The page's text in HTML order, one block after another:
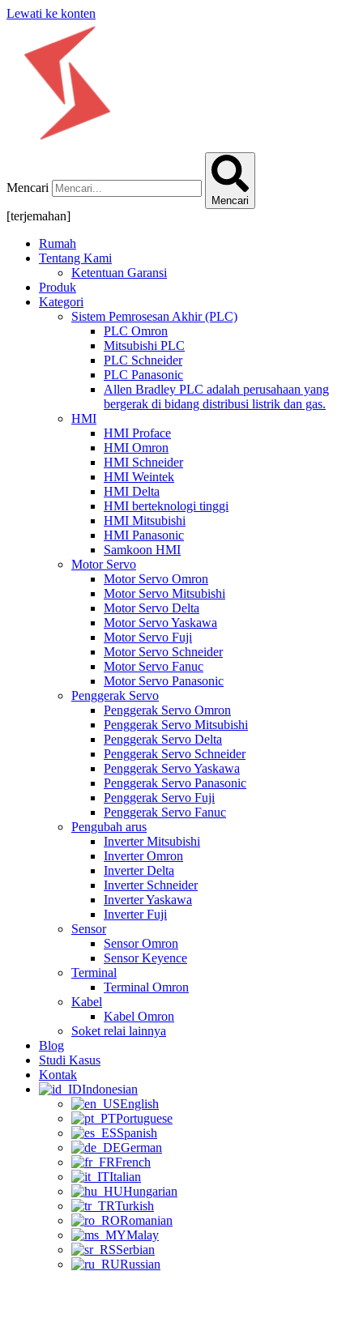
Lewati ke konten
Mencari
Mencari
[terjemahan]
Rumah
Tentang Kami
Ketentuan Garansi
Produk
Kategori
Sistem Pemrosesan Akhir (PLC)
PLC Omron
Mitsubishi PLC
PLC Schneider
PLC Panasonic
Allen Bradley PLC adalah perusahaan yang
bergerak di bidang distribusi listrik dan gas.
HMI
HMI Proface
HMI Omron
HMI Schneider
HMI Weintek
HMI Delta
HMI berteknologi tinggi
HMI Mitsubishi
HMI Panasonic
Samkoon HMI
Motor Servo
Motor Servo Omron
Motor Servo Mitsubishi
Motor Servo Delta
Motor Servo Yaskawa
Motor Servo Fuji
Motor Servo Schneider
Motor Servo Fanuc
Motor Servo Panasonic
Penggerak Servo
Penggerak Servo Omron
Penggerak Servo Mitsubishi
Penggerak Servo Delta
Penggerak Servo Schneider
Penggerak Servo Yaskawa
Penggerak Servo Panasonic
Penggerak Servo Fuji
Penggerak Servo Fanuc
Pengubah arus
Inverter Mitsubishi
Inverter Omron
Inverter Delta
Inverter Schneider
Inverter Yaskawa
Inverter Fuji
Sensor
Sensor Omron
Sensor Keyence
Terminal
Terminal Omron
Kabel
Kabel Omron
Soket relai lainnya
Blog
Studi Kasus
Kontak
Indonesian
English
Portuguese
Spanish
German
French
Italian
Hungarian
Turkish
Romanian
Malay
Serbian
Russian